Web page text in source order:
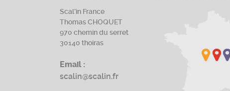
Scal’in France
Thomas CHOQUET
970 chemin du serret
30140 thoiras
Email :
scalin@scalin.fr